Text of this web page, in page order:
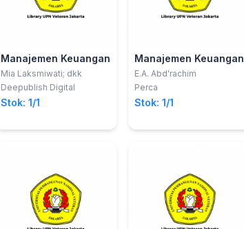
Manajemen Keuangan
Mia Laksmiwati; dkk
Deepublish Digital
Stok: 1/1
Manajemen Keuangan
E.A. Abd'rachim
Perca
Stok: 1/1